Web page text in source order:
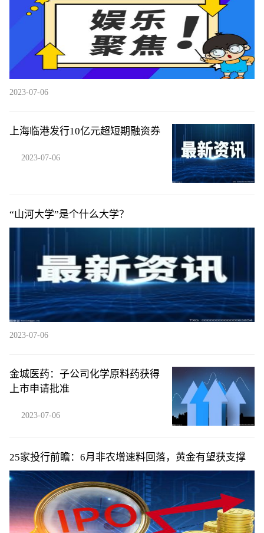
2023-07-06
上海临港发行10亿元超短期融资券
2023-07-06
“山河大学”是个什么大学？
2023-07-06
金城医药：子公司化学原料药获得
上市申请批准
2023-07-06
25家投行前瞻：6月非农增速料回落，黄金有望获支撑